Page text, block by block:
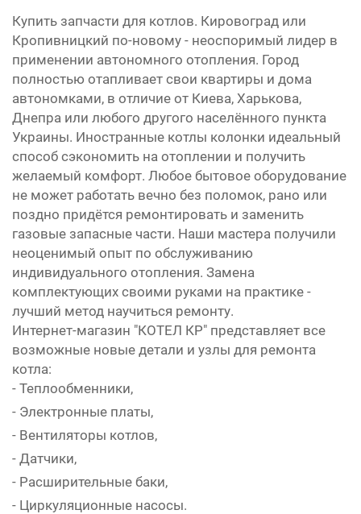
Купить запчасти для котлов. Кировоград или
Кропивницкий по-новому - неоспоримый лидер в
применении автономного отопления. Город
полностью отапливает свои квартиры и дома
автономками, в отличие от Киева, Харькова,
Днепра или любого другого населённого пункта
Украины. Иностранные котлы колонки идеальный
способ сэкономить на отоплении и получить
желаемый комфорт. Любое бытовое оборудование
не может работать вечно без поломок, рано или
поздно придётся ремонтировать и заменить
газовые запасные части. Наши мастера получили
неоценимый опыт по обслуживанию
индивидуального отопления. Замена
комплектующих своими руками на практике -
лучший метод научиться ремонту.
Интернет-магазин "КОТЕЛ КР" представляет все
возможные новые детали и узлы для ремонта
котла:
- Теплообменники,
- Электронные платы,
- Вентиляторы котлов,
- Датчики,
- Расширительные баки,
- Циркуляционные насосы.